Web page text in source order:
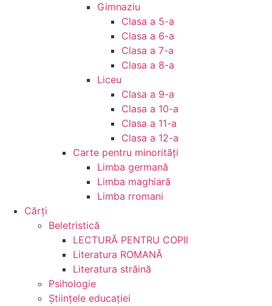
Gimnaziu
Clasa a 5-a
Clasa a 6-a
Clasa a 7-a
Clasa a 8-a
Liceu
Clasa a 9-a
Clasa a 10-a
Clasa a 11-a
Clasa a 12-a
Carte pentru minorităţi
Limba germană
Limba maghiară
Limba rromani
Cărţi
Beletristică
LECTURĂ PENTRU COPII
Literatura ROMANĂ
Literatura străină
Psihologie
Ştiinţele educaţiei